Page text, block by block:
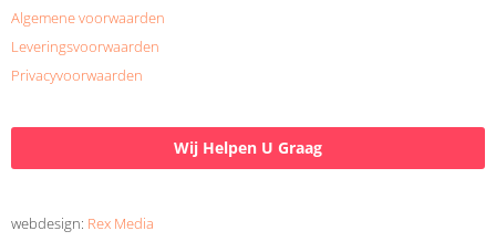
Algemene voorwaarden
Leveringsvoorwaarden
Privacyvoorwaarden
Wij Helpen U Graag
webdesign: Rex Media